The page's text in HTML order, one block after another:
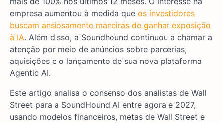
empresa aumentou à medida que os investidores
buscam ansiosamente maneiras de ganhar exposição
à IA. Além disso, a Soundhound continuou a chamar a
atenção por meio de anúncios sobre parcerias,
aquisições e o lançamento de sua nova plataforma
Agentic AI.
Este artigo analisa o consenso dos analistas de Wall
Street para a SoundHound AI entre agora e 2027,
usando modelos financeiros, metas de Wall Street e